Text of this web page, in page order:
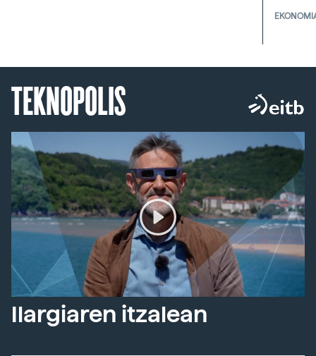
TEKNOPOLIS
Ilargiaren itzalean